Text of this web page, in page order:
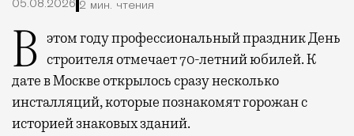
05.08.2026 2 мин. чтения
В этом году профессиональный праздник День строителя отмечает 70-летний юбилей. К
дате в Москве открылось сразу несколько
инсталляций, которые познакомят горожан с
историей знаковых зданий.